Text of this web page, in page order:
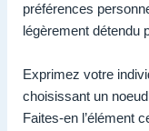
préférences
légèrement détendu
Exprimez votre
choisissant un
Faites-en l’élément